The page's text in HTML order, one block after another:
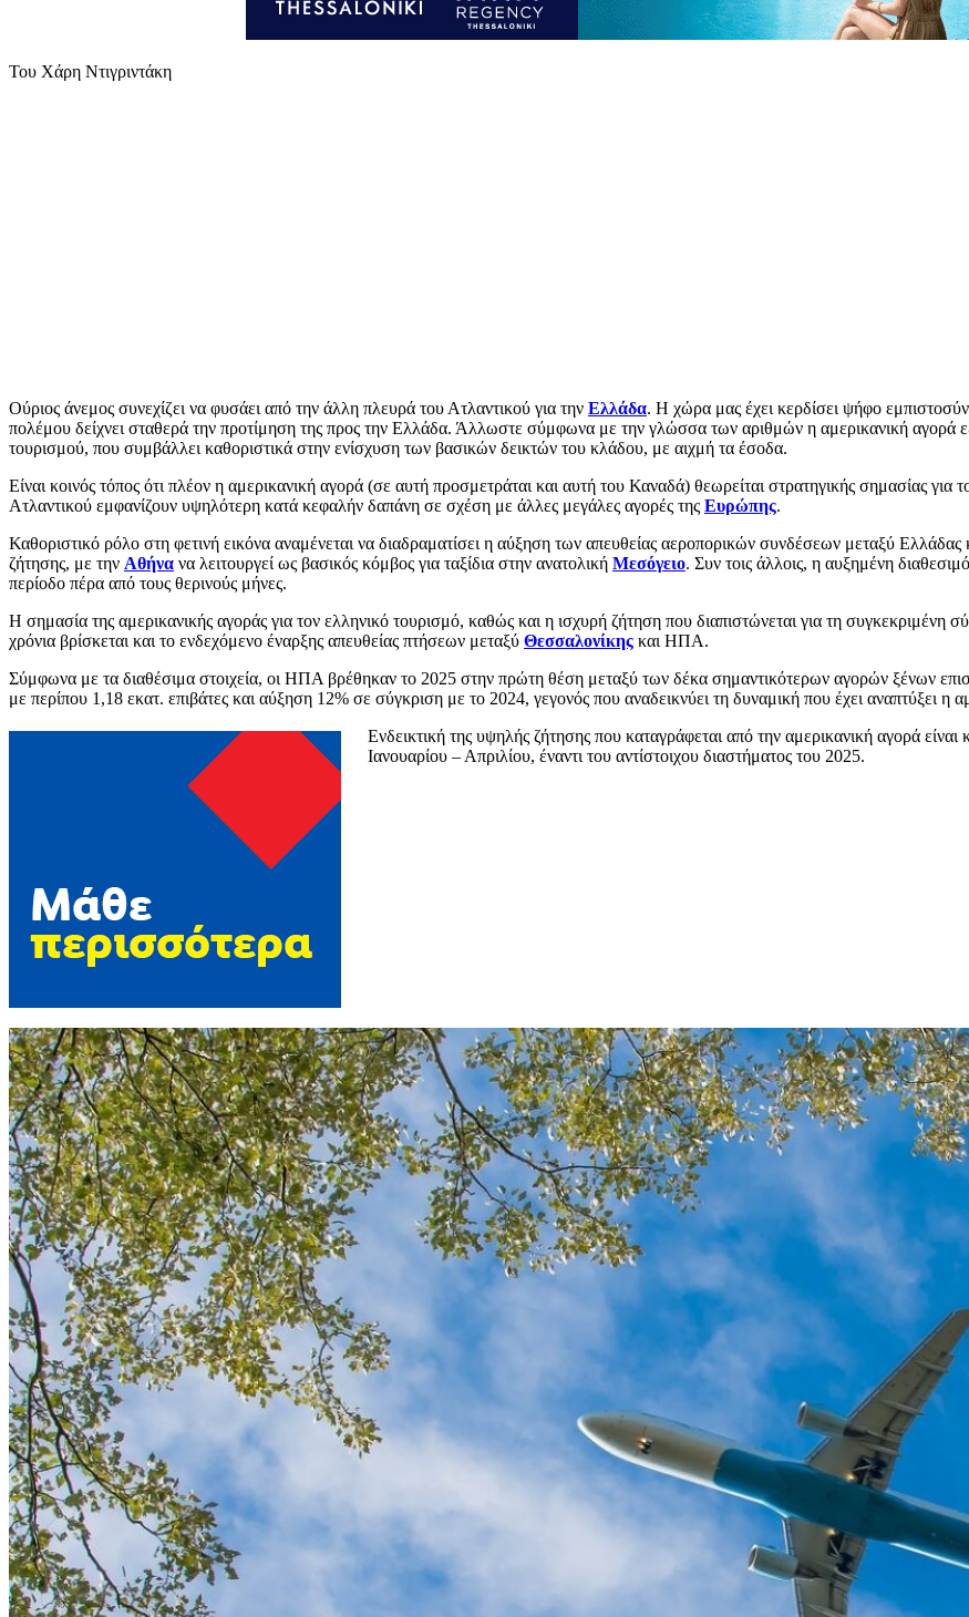
Του Χάρη Ντιγριντάκη
Ούριος άνεμος συνεχίζει να φυσάει από την άλλη πλευρά του Ατλαντικού για την Ελλάδα. Η χώρα μας έχει κερδίσει ψήφο
πολέμου δείχνει σταθερά την προτίμηση της προς την Ελλάδα. Άλλωστε σύμφωνα με την γλώσσα των αριθμών η αμερικανική αγορά
τουρισμού, που συμβάλλει καθοριστικά στην ενίσχυση των βασικών δεικτών του κλάδου, με αιχμή τα έσοδα.
Είναι κοινός τόπος ότι πλέον η αμερικανική αγορά (σε αυτή προσμετράται και αυτή του Καναδά) θεωρείται στρατηγικής σημασίας
Ατλαντικού εμφανίζουν υψηλότερη κατά κεφαλήν δαπάνη σε σχέση με άλλες μεγάλες αγορές της Ευρώπης.
Καθοριστικό ρόλο στη φετινή εικόνα αναμένεται να διαδραματίσει η αύξηση των απευθείας αεροπορικών συνδέσεων μεταξύ Ελλάδας
ζήτησης, με την Αθήνα να λειτουργεί ως βασικός κόμβος για ταξίδια στην ανατολική Μεσόγειο. Συν τοις άλλοις, η αυξημένη
περίοδο πέρα από τους θερινούς μήνες.
Η σημασία της αμερικανικής αγοράς για τον ελληνικό τουρισμό, καθώς και η ισχυρή ζήτηση που διαπιστώνεται για τη συγκεκριμένη
χρόνια βρίσκεται και το ενδεχόμενο έναρξης απευθείας πτήσεων μεταξύ Θεσσαλονίκης και ΗΠΑ.
Σύμφωνα με τα διαθέσιμα στοιχεία, οι ΗΠΑ βρέθηκαν το 2025 στην πρώτη θέση μεταξύ των δέκα σημαντικότερων αγορών ξένων
με περίπου 1,18 εκατ. επιβάτες και αύξηση 12% σε σύγκριση με το 2024, γεγονός που αναδεικνύει τη δυναμική που έχει αναπτύξει η
Ενδεικτική της υψηλής ζήτησης που καταγράφεται από την αμερικανική αγορά
Ιανουαρίου – Απριλίου, έναντι του αντίστοιχου διαστήματος του 2025.